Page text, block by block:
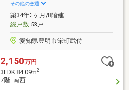
その他の交通
築34年3ヶ月/8階建
総戸数53戸
愛知県豊明市栄町武侍
2,150万円
3LDK 84.09m2
7階 南西